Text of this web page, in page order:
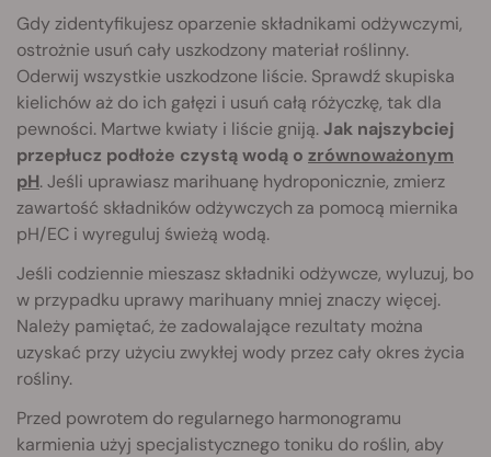
Gdy zidentyfikujesz oparzenie składnikami odżywczymi,
ostrożnie usuń cały uszkodzony materiał roślinny.
Oderwij wszystkie uszkodzone liście. Sprawdź skupiska
kielichów aż do ich gałęzi i usuń całą różyczkę, tak dla
pewności. Martwe kwiaty i liście gniją.Jak najszybciej
przepłucz podłoże czystą wodą o zrównoważonym
pH. Jeśli uprawiasz marihuanę hydroponicznie, zmierz
zawartość składników odżywczych za pomocą miernika
pH/EC i wyreguluj świeżą wodą.
Jeśli codziennie mieszasz składniki odżywcze, wyluzuj, bo
w przypadku uprawy marihuany mniej znaczy więcej.
Należy pamiętać, że zadowalające rezultaty można
uzyskać przy użyciu zwykłej wody przez cały okres życia
rośliny.
Przed powrotem do regularnego harmonogramu
karmienia użyj specjalistycznego toniku do roślin, aby